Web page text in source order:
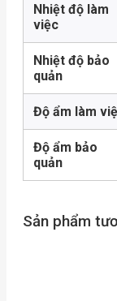
Nhiệt độ làm
việc
Nhiệt độ bảo
quản
Độ ẩm làm
Độ ẩm bảo
quản
Sản phẩm